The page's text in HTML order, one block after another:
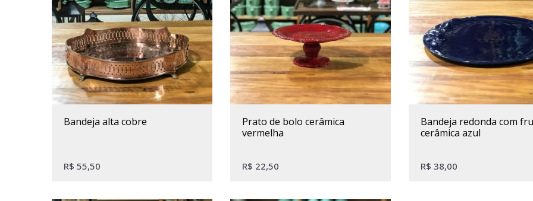
bandeja alta cobre
R$ 55,50
prato de bolo cerâmica
vermelha
R$ 22,50
bandeja redonda com frutas
cerâmica azul
R$ 38,00